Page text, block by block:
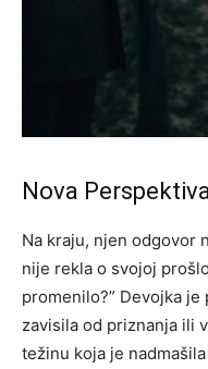
Nova
Na kraju, njen odgovor
nije rekla o svojoj
promenilo?” Devojka
zavisila od priznanja ili
težinu koja je